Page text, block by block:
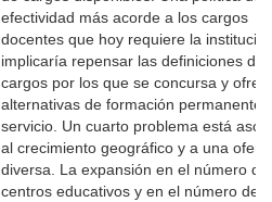
efectividad más acorde a los cargos
docentes que hoy requiere la
implicaría repensar las definiciones de
cargos por los que se concursa y
alternativas de formación permanente
servicio. Un cuarto problema está
al crecimiento geográfico y a una
diversa. La expansión en el número de
centros educativos y en el número de